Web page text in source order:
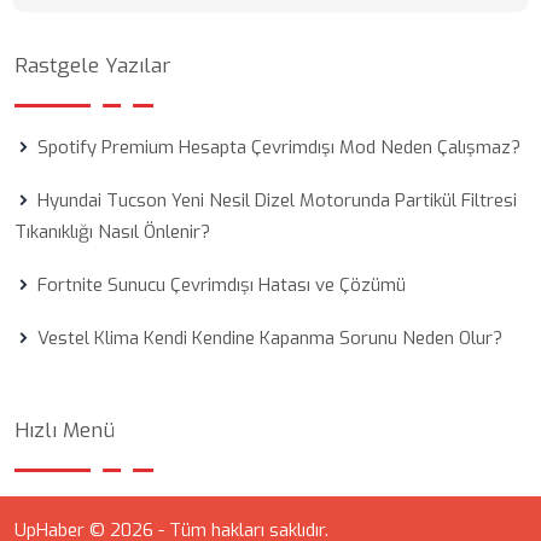
Rastgele Yazılar
Spotify Premium Hesapta Çevrimdışı Mod Neden Çalışmaz?
Hyundai Tucson Yeni Nesil Dizel Motorunda Partikül Filtresi
Tıkanıklığı Nasıl Önlenir?
Fortnite Sunucu Çevrimdışı Hatası ve Çözümü
Vestel Klima Kendi Kendine Kapanma Sorunu Neden Olur?
Hızlı Menü
UpHaber © 2026 - Tüm hakları saklıdır.